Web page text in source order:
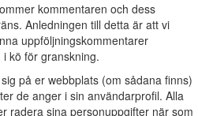
kommentaren och dess
Anledningen till detta är att vi
uppföljningskommentarer
kö för granskning.
på er webbplats (om sådana finns)
de anger i sin användarprofil. Alla
radera sina personuppgifter när som